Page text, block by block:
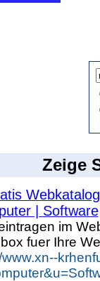
Zeige
| Software
im
fuer Ihre
www.xn--